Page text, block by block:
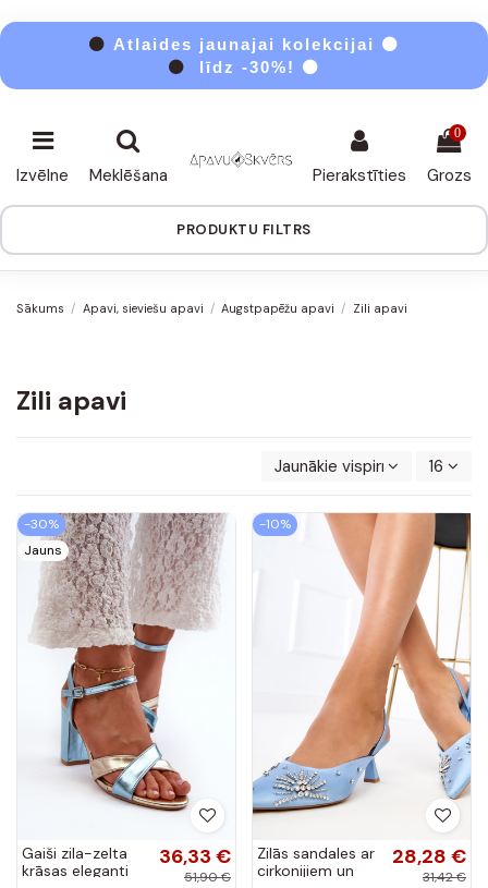
⚫ Atlaides jaunajai kolekcijai ⚫
⚫
līdz -30%! ⚫
Izvēlne Meklēšana Pierakstīties
0
Grozs
PRODUKTU FILTRS
Sākums Apavi, sieviešu apavi Augstpapēžu apavi Zili apavi
Zili apavi
Jaunākie vispirms 16
-30%
Jauns
Gaiši zila-zelta
krāsas eleganti
36,33 €
51,90 €
-10%
Zilās sandales ar
cirkonijiem un
28,28 €
31,42 €